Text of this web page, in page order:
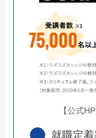
【公式HP
就職定